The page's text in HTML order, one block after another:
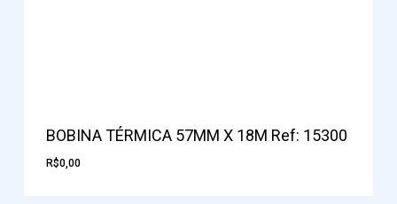
BOBINA TÉRMICA 57MM X 18M Ref: 15300
R$0,00